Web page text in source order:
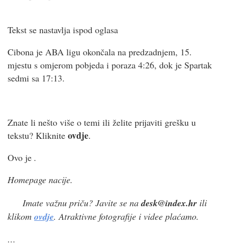
Tekst se nastavlja ispod oglasa
Cibona je ABA ligu okončala na predzadnjem, 15.
mjestu s omjerom pobjeda i poraza 4:26, dok je Spartak
sedmi sa 17:13.
Znate li nešto više o temi ili želite prijaviti grešku u
tekstu? Kliknite ovdje.
Ovo je .
Homepage nacije.
Imate važnu priču? Javite se nadesk@index.hr ili
klikom ovdje. Atraktivne fotografije i videe plaćamo.
…